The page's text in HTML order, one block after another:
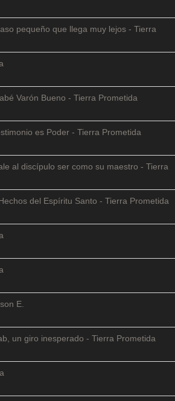
pequeño que llega muy lejos - Tierra
Varón Bueno - Tierra Prometida
es Poder - Tierra Prometida
al discípulo ser como su maestro - Tierra
del Espíritu Santo - Tierra Prometida
E.
un giro inesperado - Tierra Prometida